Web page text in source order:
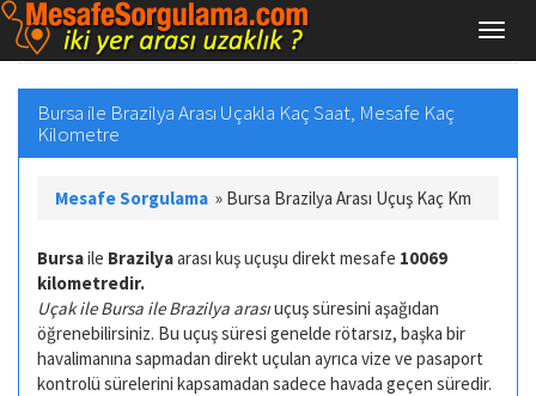
Bursa ile Brazilya Arası Uçakla Kaç Saat, Mesafe Kaç
Kilometre
Mesafe Sorgulama » Bursa Brazilya Arası Uçuş Kaç Km
Bursaile Brazilyaarası kuş uçuşu direkt mesafe 10069
kilometredir.
Uçak ile Bursa ile Brazilya arasıuçuş süresini aşağıdan
öğrenebilirsiniz. Bu uçuş süresi genelde rötarsız, başka bir
havalimanına sapmadan direkt uçulan ayrıca vize ve pasaport
kontrolü sürelerini kapsamadan sadece havada geçen süredir.